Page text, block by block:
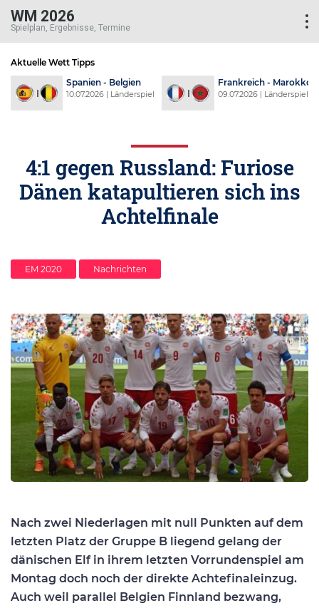
WM 2026
Spielplan, Ergebnisse, Termine
Aktuelle Wett Tipps
Spanien - Belgien
10.07.2026 | Länderspiel
Frankreich - Marokko
09.07.2026 | Länderspiel
4:1 gegen Russland: Furiose
Dänen katapultieren sich ins
Achtelfinale
EM 2020 Nachrichten
Nach zwei Niederlagen mit null Punkten auf dem
letzten Platz der Gruppe B liegend gelang der
dänischen Elf in ihrem letzten Vorrundenspiel am
Montag doch noch der direkte Achtefinaleinzug.
Auch weil parallel Belgien Finnland bezwang,